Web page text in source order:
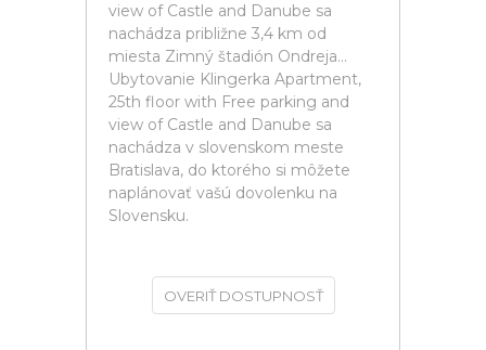
view of Castle and Danube sa
nachádza približne 3,4 km od
miesta Zimný štadión Ondreja...
Ubytovanie Klingerka Apartment,
25th floor with Free parking and
view of Castle and Danube sa
nachádza v slovenskom meste
Bratislava, do ktorého si môžete
naplánovať vašú dovolenku na
Slovensku.
OVERIŤ DOSTUPNOSŤ